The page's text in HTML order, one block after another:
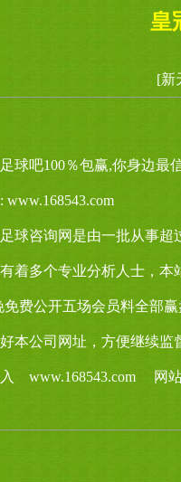
皇
[新
球吧100％包赢,你身边最
www.168543.com
球咨询网是由一批从事超
着多个专业分析人士，本
免费公开五场会员料全部
本公司网址，方便继续监
www.168543.com 网站